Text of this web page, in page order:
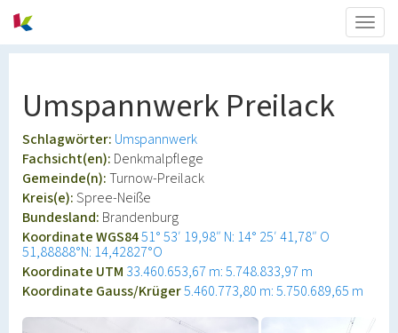
Umspannwerk Preilack
Schlagwörter: Umspannwerk
Fachsicht(en): Denkmalpflege
Gemeinde(n):Turnow-Preilack
Kreis(e):Spree-Neiße
Bundesland: Brandenburg
Koordinate WGS8451° 53′ 19,98″ N: 14° 25′ 41,78″ O
51,88888°N: 14,42827°O
Koordinate UTM 33.460.653,67 m: 5.748.833,97 m
Koordinate Gauss/Krüger5.460.773,80 m: 5.750.689,65 m